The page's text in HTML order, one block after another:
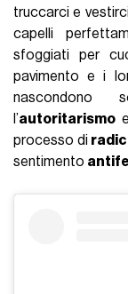
truccarci e
capelli
sfoggiati per
pavimento e i
nascondono
l’autoritarismo
processo di
sentimento